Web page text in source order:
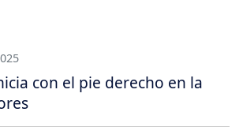
con el pie derecho en la